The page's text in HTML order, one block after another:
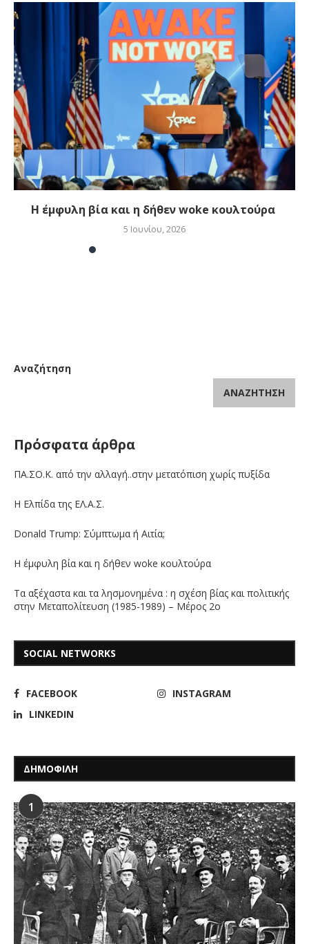
Η έμφυλη βία και η δήθεν woke κουλτούρα
5 Ιουνίου, 2026
Αναζήτηση
ΑΝΑΖΉΤΗΣΗ
Πρόσφατα άρθρα
ΠΑ.ΣΟ.Κ. από την αλλαγή..στην μετατόπιση χωρίς πυξίδα
Η Ελπίδα της ΕΛ.Α.Σ.
Donald Trump: Σύμπτωμα ή Αιτία;
Η έμφυλη βία και η δήθεν woke κουλτούρα
Τα αξέχαστα και τα λησμονημένα : η σχέση βίας και πολιτικής
στην Μεταπολίτευση (1985-1989) – Μέρος 2ο
SOCIAL NETWORKS
FACEBOOK
INSTAGRAM
LINKEDIN
ΔΗΜΟΦΙΛΗ
1